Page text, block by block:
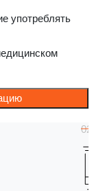
употреблять